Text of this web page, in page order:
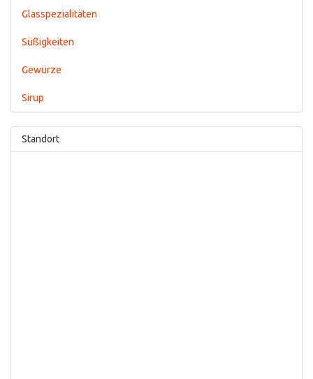
Glasspezialitäten
Süßigkeiten
Gewürze
Sirup
Standort